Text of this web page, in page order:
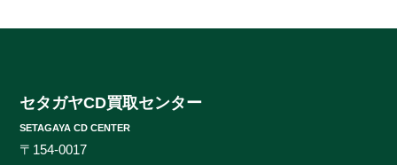
ジャンルなんでも大丈夫！ロック、ジャズ、ソウル、歌
も知らないマイナータイトルまで何でもお売りくださ
セタガヤCD買取センター
SETAGAYA CD CENTER
〒154-0017